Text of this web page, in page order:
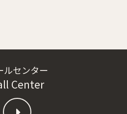
ルセンター
Center